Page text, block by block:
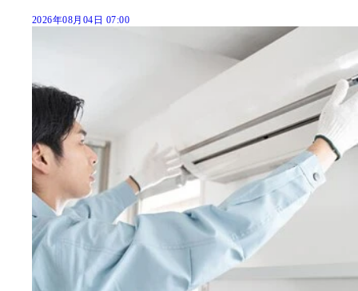
2026年08月04日 07:00